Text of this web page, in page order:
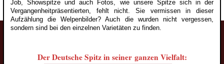
Job, Showspitze und auch Fotos, wie unsere Spitze sich in der
Vergangenheitpräsentierten, fehlt nicht. Sie vermissen in dieser
Aufzählung die Welpenbilder? Auch die wurden nicht vergessen,
sondern sind bei den einzelnen Varietäten zu finden.
Der Deutsche Spitz in seiner ganzen Vielfalt: